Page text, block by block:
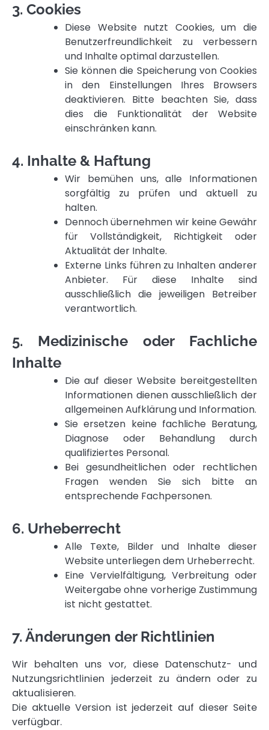
3. Cookies
Diese Website nutzt Cookies, um die
Benutzerfreundlichkeit zu verbessern
und Inhalte optimal darzustellen.
Sie können die Speicherung von Cookies
in den Einstellungen Ihres Browsers
deaktivieren. Bitte beachten Sie, dass
dies die Funktionalität der Website
einschränken kann.
4. Inhalte & Haftung
Wir bemühen uns, alle Informationen
sorgfältig zu prüfen und aktuell zu
halten.
Dennoch übernehmen wir keine Gewähr
für Vollständigkeit, Richtigkeit oder
Aktualität der Inhalte.
Externe Links führen zu Inhalten anderer
Anbieter. Für diese Inhalte sind
ausschließlich die jeweiligen Betreiber
verantwortlich.
5. Medizinische oder Fachliche
Inhalte
Die auf dieser Website bereitgestellten
Informationen dienen ausschließlich der
allgemeinen Aufklärung und Information.
Sie ersetzen keine fachliche Beratung,
Diagnose oder Behandlung durch
qualifiziertes Personal.
Bei gesundheitlichen oder rechtlichen
Fragen wenden Sie sich bitte an
entsprechende Fachpersonen.
6. Urheberrecht
Alle Texte, Bilder und Inhalte dieser
Website unterliegen dem Urheberrecht.
Eine Vervielfältigung, Verbreitung oder
Weitergabe ohne vorherige Zustimmung
ist nicht gestattet.
7. Änderungen der Richtlinien
Wir behalten uns vor, diese Datenschutz- und
Nutzungsrichtlinien jederzeit zu ändern oder zu
aktualisieren.
Die aktuelle Version ist jederzeit auf dieser Seite
verfügbar.